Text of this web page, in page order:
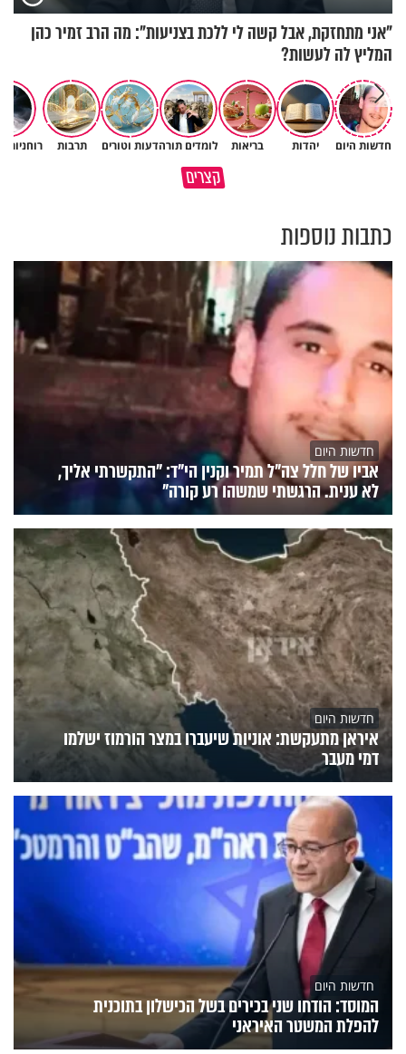
"אני מתחזקת, אבל קשה לי ללכת בצניעות": מה הרב זמיר כהן
המליץ לה לעשות?
חדשות היום יהדות בריאות לומדים תורהדעות וטורים תרבות רוחניות
קצרים
האם אפשר להפוך קללה לברכה?
תהיו אהרון הכהן - תשכינו שלום
כתבות נוספות
חדשות היום
אביו של חלל צה"ל תמיר וקנין הי"ד: "התקשרתי אליך,
לא ענית. הרגשתי שמשהו רע קורה"
חדשות היום
איראן מתעקשת: אוניות שיעברו במצר הורמוז ישלמו
דמי מעבר
חדשות היום
המוסד: הודחו שני בכירים בשל הכישלון בתוכנית
להפלת המשטר האיראני